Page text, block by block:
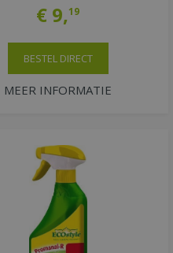
€ 9,19
MEER INFORMATIE
BESTEL DIRECT